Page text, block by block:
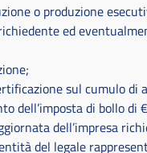
o produzione
ed
sul cumulo di
dell’imposta di bollo di
dell’impresa
del legale